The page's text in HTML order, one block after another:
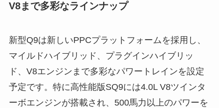
V8まで多彩なラインナップ
新型Q9は新しいPPCプラットフォームを採用し、
マイルドハイブリッド、プラグインハイブリッ
ド、V8エンジンまで多彩なパワートレインを設定
予定です。特に高性能版SQ9には4.0L V8ツインタ
ーボエンジンが搭載され、500馬力以上のパワーを